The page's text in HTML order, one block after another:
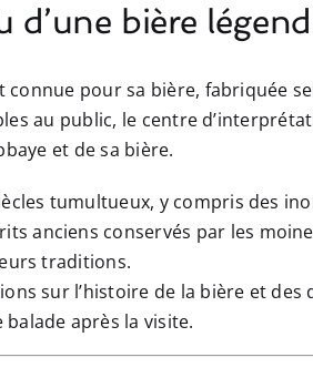
d’une bière
pour sa bière, fabriquée
au public, le centre
et de sa bière.
tumultueux, y compris des
anciens conservés par les
traditions.
sur l’histoire de la bière et des
après la visite.